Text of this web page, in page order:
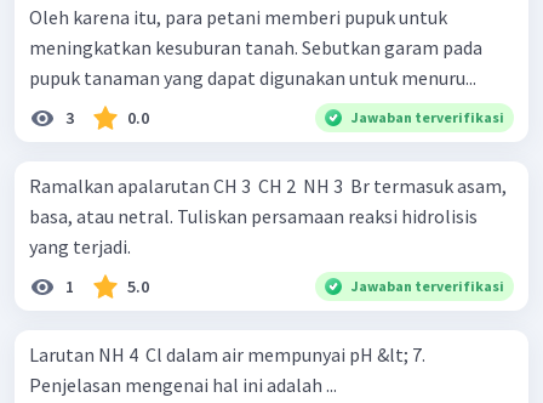
Oleh karena itu, para petani memberi pupuk untuk
meningkatkan kesuburan tanah. Sebutkan garam pada
pupuk tanaman yang dapat digunakan untuk menuru...
3 0.0 Jawaban terverifikasi
Ramalkan apalarutan CH 3 ​ CH 2 ​ NH 3 ​ Br termasuk asam,
basa, atau netral. Tuliskan persamaan reaksi hidrolisis
yang terjadi.
1 5.0 Jawaban terverifikasi
Larutan NH 4 ​ Cl dalam air mempunyai pH &lt; 7.
Penjelasan mengenai hal ini adalah ...